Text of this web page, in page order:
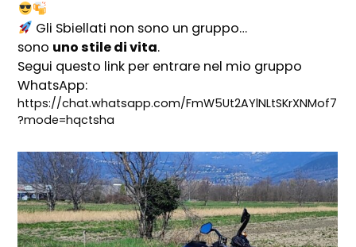
Gli Sbiellati non sono un gruppo…
sono uno stile di vita.
Segui questo link per entrare nel mio gruppo
WhatsApp:
https://chat.whatsapp.com/FmW5Ut2AYlNLtSKrXNMof7
?mode=hqctsha